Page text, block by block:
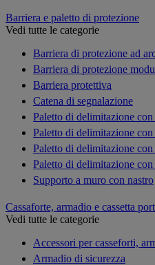
Barriera e paletto di protezione
Vedi tutte le categorie
Barriera di protezione ad
Barriera di protezione
Barriera protettiva
Catena di segnalazione
Paletto di delimitazione
Paletto di delimitazione con
Paletto di delimitazione con
Paletto di delimitazione con
Supporto a muro con nastro
Cassaforte, armadio e cassetta
Vedi tutte le categorie
Accessori per casseforti,
Armadio di sicurezza